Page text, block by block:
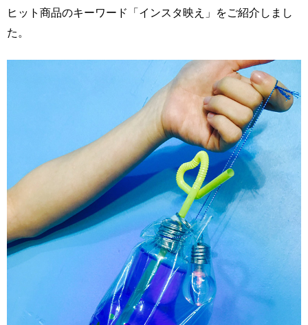
ヒット商品のキーワード「インスタ映え」をご紹介しまし
た。